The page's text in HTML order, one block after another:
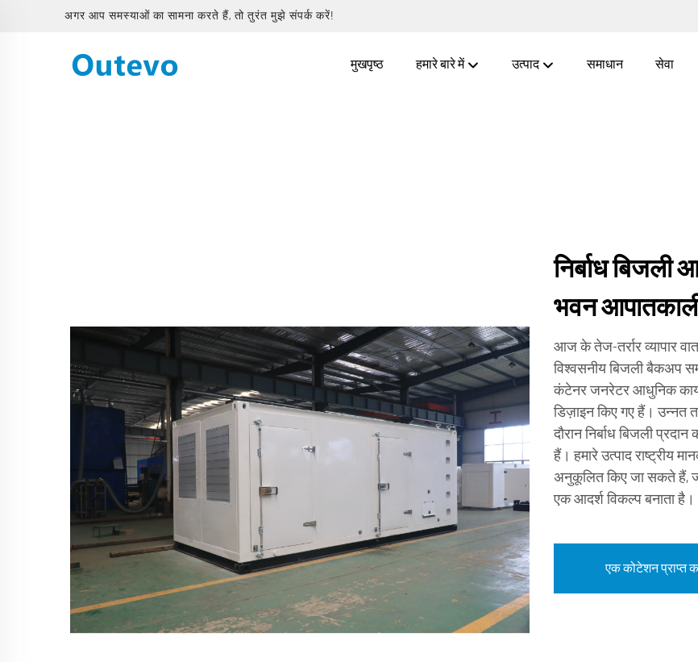
अगर आप समस्याओं का सामना करते हैं, तो तुरंत मुझे संपर्क करें!
मुखपृष्ठ हमारे बारे में उत्पाद समाधान सेवा
निर्बाध बिजली
भवन
आज के तेज-तर्रार व्यापार
विश्वसनीय बिजली बैकअप
कंटेनर जनरेटर आधुनिक
डिज़ाइन किए गए हैं। उन्नत
दौरान निर्बाध बिजली
हैं। हमारे उत्पाद
अनुकूलित किए जा सकते हैं,
एक आदर्श विकल्प बनाता है।
एक कोटेशन प्राप्त